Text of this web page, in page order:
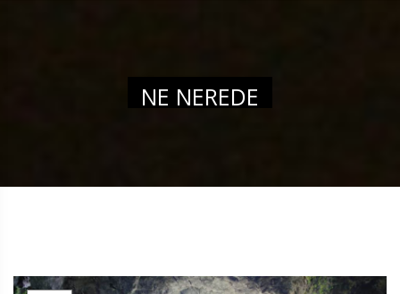
NE NEREDE